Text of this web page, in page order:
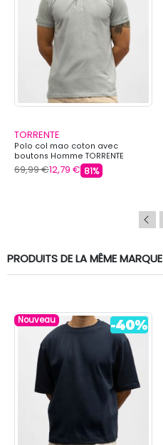
TORRENTE
Polo col mao coton avec
boutons Homme TORRENTE
69,99 €12,79 € 81%
PRODUITS DE LA MÊME MARQUE
Nouveau